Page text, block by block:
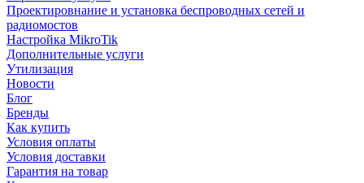
Проектировнание и установка беспроводных сетей и
радиомостов
Настройка MikroTik
Дополнительные услуги
Утилизация
Новости
Блог
Бренды
Как купить
Условия оплаты
Условия доставки
Гарантия на товар